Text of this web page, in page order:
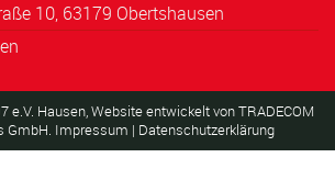
10, 63179 Obertshausen
e.V. Hausen, Website entwickelt vonTRADECOM
GmbH. Impressum | Datenschutzerklärung